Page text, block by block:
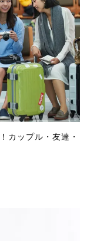
カップル・友達・